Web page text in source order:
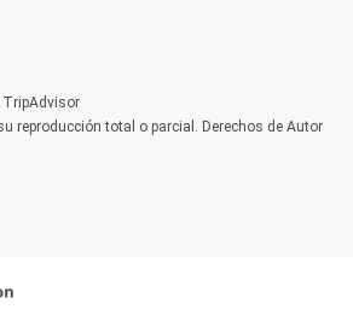
reproducción total o parcial. Derechos de Autor